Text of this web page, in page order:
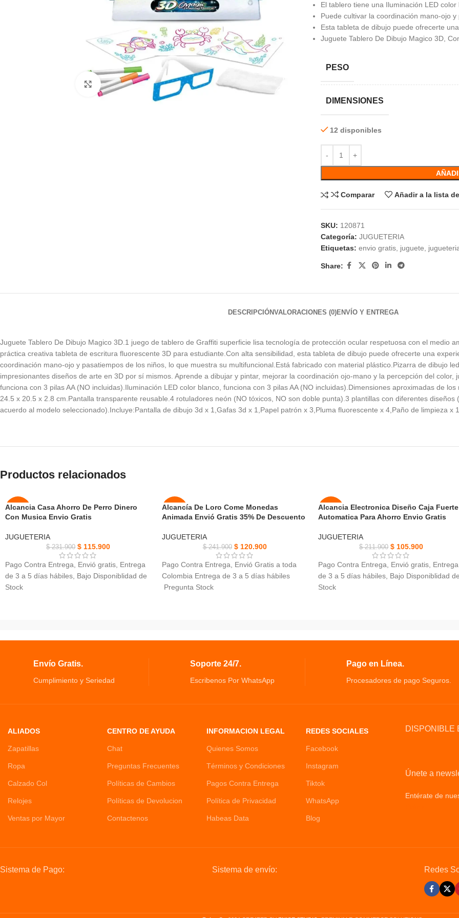
Haga Clic Para Ampliar
El tablero tiene una Iluminación LED
Puede cultivar la coordinación mano-ojo
Esta tableta de dibujo puede ofrecerte
Juguete Tablero De Dibujo Magico 3D,
PESO
DIMENSIONES
12 disponibles
Comparar Añadir a la lista
SKU: 120871
Categoría: JUGUETERIA
Etiquetas: envio gratis, juguete
Share:
DESCRIPCIÓNVALORACIONES (0)ENVÍO Y ENTREGA
Juguete Tablero De Dibujo Magico 3D.1 juego de tablero de Graffiti superficie lisa tecnología de protección ocular respetuosa con el medio
práctica creativa tableta de escritura fluorescente 3D para estudiante.Con alta sensibilidad, esta tableta de dibujo puede ofrecerte una
coordinación mano-ojo y pasatiempos de los niños, lo que muestra su multifuncional.Está fabricado con material plástico.Pizarra de dibujo
impresionantes diseños de arte en 3D por sí mismos. Aprende a dibujar y pintar, mejorar la coordinación ojo-mano y la percepción del color,
funciona con 3 pilas AA (NO incluidas).Iluminación LED color blanco, funciona con 3 pilas AA (NO incluidas).Dimensiones aproximadas de
24.5 x 20.5 x 2.8 cm.Pantalla transparente reusable.4 rotuladores neón (NO tóxicos, NO son doble punta).3 plantillas con diferentes
acuerdo al modelo seleccionado).Incluye:Pantalla de dibujo 3d x 1,Gafas 3d x 1,Papel patrón x 3,Pluma fluorescente x 4,Paño de limpieza x 1.
Productos relacionados
-50%
NUEVO
Alcancia Casa Ahorro De Perro Dinero
Con Musica Envio Gratis
JUGUETERIA
$231.900 $ 115.900
Pago Contra Entrega, Envió gratis, Entrega
de 3 a 5 días hábiles, Bajo Disponiblidad de
Stock
fuente de alimentacion es 3 pilas AA
-50%
NUEVO
Alcancía De Loro Come Monedas
Animada Envió Gratis 35% De Descuento
JUGUETERIA
$241.900 $120.900
Pago Contra Entrega, Envió Gratis a toda
Colombia Entrega de 3 a 5 días hábiles
Pregunta Stock
-50%
NUEVO
Alcancia Electronica Diseño Caja Fuerte
Automatica Para Ahorro Envio Gratis
JUGUETERIA
$211.900 $ 105.900
Pago Contra Entrega, Envió gratis, Entrega
de 3 a 5 días hábiles, Bajo Disponiblidad de
Stock
ahorrar nunca ha sido tan divertido
Alcancia hecha de plastico disponible en
Envío Gratis.
Cumplimiento y Seriedad
Soporte 24/7.
Escribenos Por WhatsApp
Pago en Línea.
Procesadores de pago Seguros.
ALIADOS
Zapatillas
Ropa
Calzado Col
Relojes
Ventas por Mayor
CENTRO DE AYUDA
Chat
Preguntas Frecuentes
Políticas de Cambios
Políticas de Devolucion
Contactenos
INFORMACION LEGAL
Quienes Somos
Términos y Condiciones
Pagos Contra Entrega
Política de Privacidad
Habeas Data
REDES SOCIALES
Facebook
Instagram
Tiktok
WhatsApp
Blog
DISPONIBLE
Únete a
Entérate de
Sistema de Pago: Sistema de envío: Redes